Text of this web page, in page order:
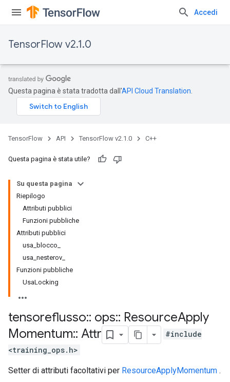
Accedi
TensorFlow v2.1.0
Questa pagina è stata tradotta dall'API Cloud Translation
TensorFlow API TensorFlow v2.1.0 C++
Questa pagina è stata utile?
Su questa pagina
Riepilogo
Attributi pubblici
Funzioni pubbliche
Attributi pubblici
usa_blocco_
usa_nesterov_
Funzioni pubbliche
UsaLocking
tensoreflusso:: ops:: ResourceApply
Momentum:: Attr
#include
<training_ops.h>
Setter di attributi facoltativi per ResourceApplyMomentum .